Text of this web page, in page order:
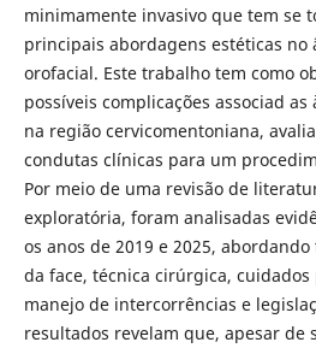
minimamente invasivo que tem se
principais abordagens estéticas no
orofacial. Este trabalho tem como
possíveis complicações associad
na região cervicomentoniana,
condutas clínicas para um
Por meio de uma revisão de
exploratória, foram analisadas
os anos de 2019 e 2025,
da face, técnica cirúrgica,
manejo de intercorrências e
resultados revelam que, apesar de